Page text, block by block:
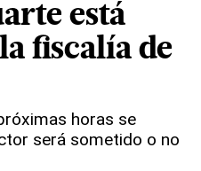
está
fiscalía de
horas se
será sometido o no